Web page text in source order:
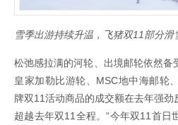
雪季出游持续升温，飞猪双11部分
松弛感拉满的河轮、出境邮轮依然备
皇家加勒比游轮、MSC地中海邮轮
牌双11活动商品的成交额在去年强
超越去年双11全程。“今年双11首日